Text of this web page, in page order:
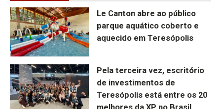
Le Canton abre ao público
parque aquático coberto e
aquecido em Teresópolis
Pela terceira vez, escritório
de investimentos de
Teresópolis está entre os 20
melhores da XP no Brasil